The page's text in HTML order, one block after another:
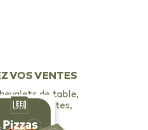
VOS VENTES
de table,
assiettes,